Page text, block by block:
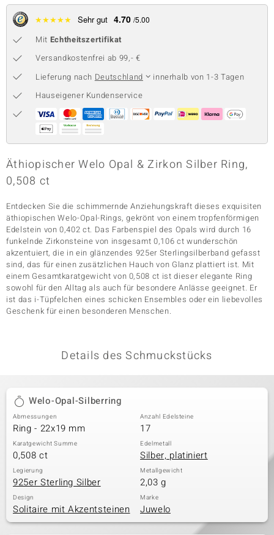
Collection
Classics
★★★★★ Sehr gut 4.70 /5.00
Mit Echtheitszertifikat
Versandkostenfrei ab 99,- €
Lieferung nach Deutschland
innerhalb von 1-3 Tagen
Hauseigener Kundenservice
Äthiopischer Welo Opal & Zirkon Silber Ring,
0,508 ct
Entdecken Sie die schimmernde Anziehungskraft dieses exquisiten
äthiopischen Welo-Opal-Rings, gekrönt von einem tropfenförmigen
Edelstein von 0,402 ct. Das Farbenspiel des Opals wird durch 16
funkelnde Zirkonsteine von insgesamt 0,106 ct wunderschön
akzentuiert, die in ein glänzendes 925er Sterlingsilberband gefasst
sind, das für einen zusätzlichen Hauch von Glanz plattiert ist. Mit
einem Gesamtkaratgewicht von 0,508 ct ist dieser elegante Ring
sowohl für den Alltag als auch für besondere Anlässe geeignet. Er
ist das i-Tüpfelchen eines schicken Ensembles oder ein liebevolles
Geschenk für einen besonderen Menschen.
Details des Schmuckstücks
Welo-Opal-Silberring
Abmessungen
Ring - 22x19 mm
Anzahl Edelsteine
17
Karatgewicht Summe
0,508 ct
Edelmetall
Silber, platiniert
Legierung
925er Sterling Silber
Metallgewicht
2,03 g
Design
Solitaire mit Akzentsteinen
Marke
Juwelo